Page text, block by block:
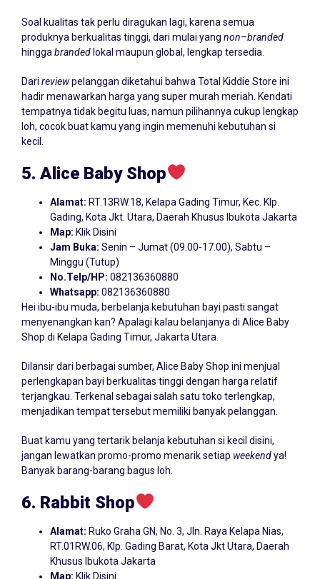
Soal kualitas tak perlu diragukan lagi, karena semua
produknya berkualitas tinggi, dari mulai yang non–branded
hingga branded lokal maupun global, lengkap tersedia.
Dari reviewpelanggan diketahui bahwa Total Kiddie Store ini
hadir menawarkan harga yang super murah meriah. Kendati
tempatnya tidak begitu luas, namun pilihannya cukup lengkap
loh, cocok buat kamu yang ingin memenuhi kebutuhan si
kecil.
5. Alice BabyShop
Alamat: RT.13RW.18, Kelapa Gading Timur, Kec. Klp.
Gading, Kota Jkt. Utara, Daerah Khusus Ibukota Jakarta
Map: Klik Disini
Jam Buka: Senin – Jumat (09.00-17.00), Sabtu –
Minggu (Tutup)
No.Telp/HP: 082136360880
Whatsapp: 082136360880
Hei ibu-ibu muda, berbelanja kebutuhan bayi pasti sangat
menyenangkan kan? Apalagi kalau belanjanya di Alice Baby
Shop di Kelapa Gading Timur, Jakarta Utara.
Dilansir dari berbagai sumber, Alice Baby Shop ini menjual
perlengkapan bayi berkualitas tinggi dengan harga relatif
terjangkau. Terkenal sebagai salah satu toko terlengkap,
menjadikan tempat tersebut memiliki banyak pelanggan.
Buat kamu yang tertarik belanja kebutuhan si kecil disini,
jangan lewatkan promo-promo menarik setiap weekendya!
Banyak barang-barang bagus loh.
6. Rabbit Shop
Alamat: Ruko Graha GN, No. 3, Jln. Raya Kelapa Nias,
RT.01RW.06, Klp. Gading Barat, Kota Jkt Utara, Daerah
Khusus Ibukota Jakarta
Map: Klik Disini